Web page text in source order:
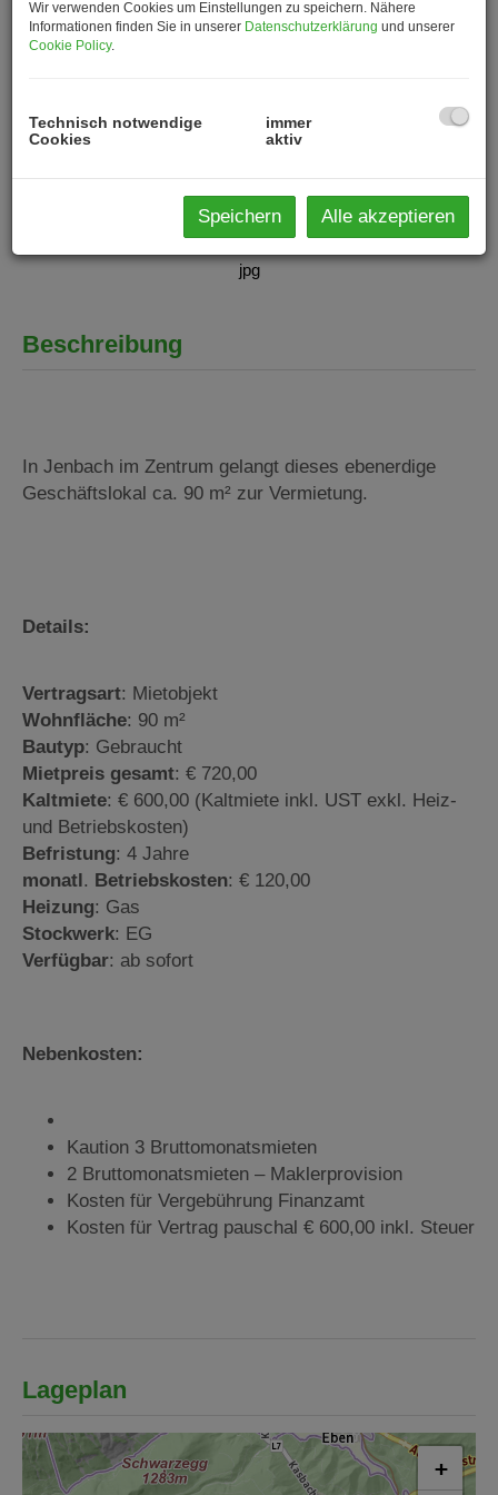
jpg
Beschreibung
In Jenbach im Zentrum gelangt dieses ebenerdige
Geschäftslokal ca. 90 m² zur Vermietung.
Details:
Vertragsart: Mietobjekt
Wohnfläche: 90 m²
Bautyp: Gebraucht
Mietpreis gesamt: € 720,00
Kaltmiete: € 600,00 (Kaltmiete inkl. UST exkl. Heiz-
und Betriebskosten)
Befristung: 4 Jahre
monatl. Betriebskosten: € 120,00
Heizung: Gas
Stockwerk: EG
Verfügbar: ab sofort
Nebenkosten:
Kaution 3 Bruttomonatsmieten
2 Bruttomonatsmieten – Maklerprovision
Kosten für Vergebührung Finanzamt
Kosten für Vertrag pauschal € 600,00 inkl. Steuer
Lageplan
+
Wir verwenden Cookies um Einstellungen zu speichern. Nähere
Informationen finden Sie in unserer Datenschutzerklärung und unserer
Cookie Policy.
Technisch notwendige
Cookies
immer
aktiv
Speichern Alle akzeptieren